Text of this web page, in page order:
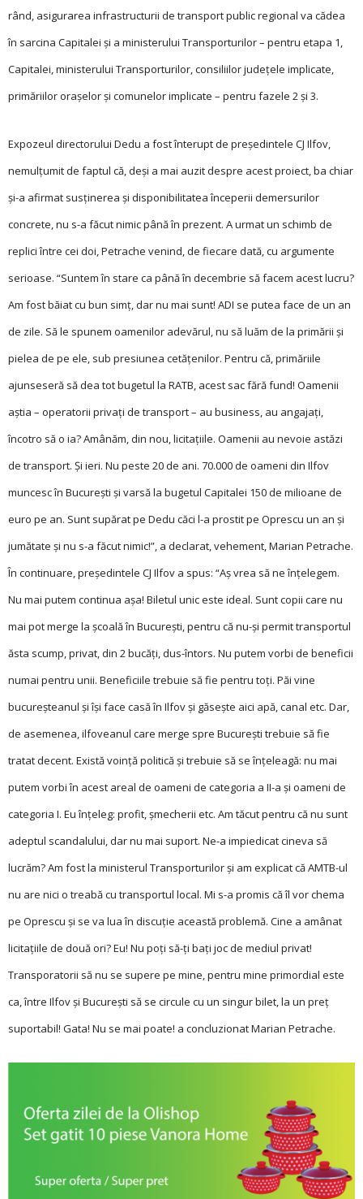
rând, asigurarea infrastructurii de transport public regional va cădea
în sarcina Capitalei și a ministerului Transporturilor – pentru etapa 1,
Capitalei, ministerului Transporturilor, consiliilor județele implicate,
primăriilor orașelor și comunelor implicate – pentru fazele 2 și 3.
Expozeul directorului Dedu a fost înterupt de președintele CJ Ilfov,
nemulțumit de faptul că, deși a mai auzit despre acest proiect, ba chiar
și-a afirmat susținerea și disponibilitatea începerii de­mersurilor
concrete, nu s-a făcut nimic până în prezent. A urmat un schimb de
replici între cei doi, Petrache venind, de fiecare dată, cu argumente
serioase. “Suntem în sta­re ca până în decembrie să facem acest lucru?
Am fost băiat cu bun simț, dar nu mai sunt! ADI se putea face de un an
de zile. Să le spunem oamenilor adevărul, nu să luăm de la primării și
pielea de pe ele, sub presiunea cetățenilor. Pentru că, primăriile
ajunseseră să dea tot bugetul la RATB, acest sac fără fund! Oamenii
aștia – operatorii privați de transport – au business, au angajați,
încotro să o ia? Amânăm, din nou, licitațiile. Oamenii au nevoie astăzi
de transport. Și ieri. Nu peste 20 de ani. 70.000 de oameni din Ilfov
muncesc în București și varsă la bugetul Capitalei 150 de milioane de
euro pe an. Sunt supărat pe Dedu căci l-a prostit pe Oprescu un an și
jumătate și nu s-a făcut nimic!”, a declarat, vehement, Ma­rian Petrache.
În continuare, președintele CJ Ilfov a spus: “Aș vrea să ne înțelegem.
Nu mai putem continua așa! Biletul unic este ideal. Sunt copii care nu
mai pot merge la școală în București, pentru că nu-și permit transportul
ăsta scump, privat, din 2 bucăți, dus-întors. Nu putem vorbi de beneficii
numai pentru unii. Be­neficiile trebuie să fie pentru toți. Păi vine
bucureșteanul și își face casă în Ilfov și găsește aici apă, canal etc. Dar,
de asemenea, ilfoveanul care merge spre București trebuie să fie
tratat decent. Există voință politică și trebuie să se înțeleagă: nu mai
putem vorbi în acest areal de oameni de categoria a II-a și oameni de
categoria I. Eu înțeleg: profit, șmecherii etc. Am tăcut pentru că nu sunt
adeptul scandalului, dar nu mai suport. Ne-a impiedicat cineva să
lucrăm? Am fost la ministerul Transporturilor și am explicat că AMTB-ul
nu are nici o treabă cu transportul local. Mi s-a promis că îl vor chema
pe Oprescu și se va lua în discuție această problemă. Cine a amânat
licitațiile de două ori? Eu! Nu poți să-ți bați joc de mediul privat!
Transporatorii să nu se supere pe mine, pentru mine primordial este
ca, între Ilfov și București să se circule cu un singur bilet, la un preț
suportabil! Gata! Nu se mai poate! a concluzionat Marian Petrache.